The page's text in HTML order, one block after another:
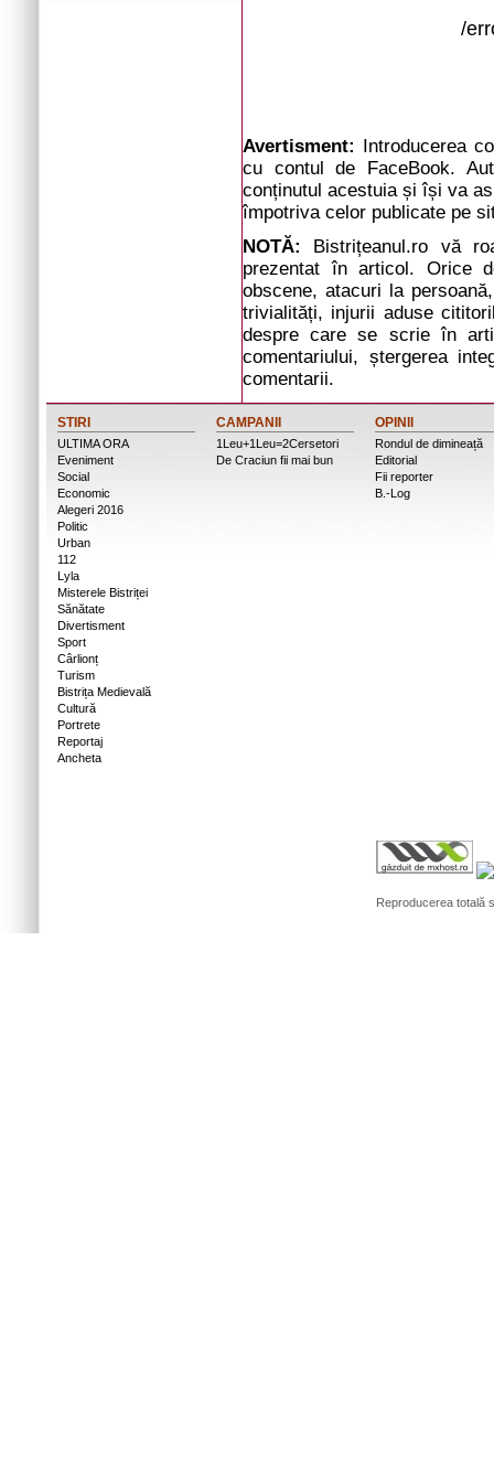
/
Avertisment: Introducerea
cu contul de FaceBook.
conținutul acestuia și își va
împotriva celor publicate pe
NOTĂ: Bistrițeanul.ro vă
prezentat în articol. Orice
obscene, atacuri la
trivialități, injurii aduse
despre care se scrie în
comentariului, ștergerea
comentarii.
STIRI
ULTIMA ORA
Eveniment
Social
Economic
Alegeri 2016
Politic
Urban
112
Lyla
Misterele Bistriței
Sănătate
Divertisment
Sport
Cârlionț
Turism
Bistrița Medievală
Cultură
Portrete
Reportaj
Ancheta
CAMPANII
1Leu+1Leu=2Cersetori
De Craciun fii mai bun
OPINII
Rondul de dimineață
Editorial
Fii reporter
B.-Log
Reproducerea totală